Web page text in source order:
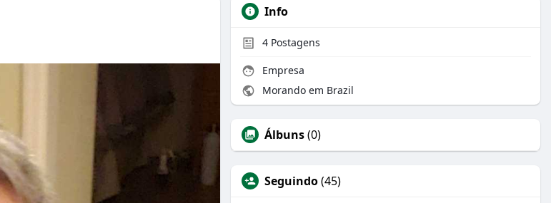
Info
4 Postagens
Empresa
Morando em Brazil
Álbuns(0)
Seguindo(45)